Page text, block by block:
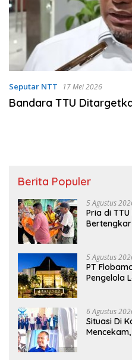
Seputar NTT 17 Mei 2026
Bandara TTU
Berita Populer
5 Agustus
Pria di
5 Agustus
PT
Pengelola
6 Agustus
Situasi Di